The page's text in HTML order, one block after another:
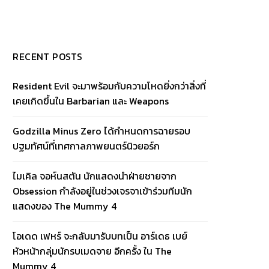
RECENT POSTS
Resident Evil จะมาพร้อมกับความโหดยิ่งกว่าสิ่งที่
เคยเกิดขึ้นใน Barbarian และ Weapons
Godzilla Minus Zero ได้กำหนดการฉายรอบ
ปฐมทัศน์ที่เทศกาลภาพยนตร์นิวยอร์ก
ไมเคิล จอห์นสตัน นักแสดงนำฝ่ายชายจาก
Obsession กำลังอยู่ในช่วงเจรจาเข้าร่วมทีมนัก
แสดงของ The Mummy 4
โอเดด เฟหร์ จะกลับมารับบทเป็น อาร์เดธ เบย์
หัวหน้ากลุ่มนักรบเมดจาย อีกครั้ง ใน The
Mummy 4